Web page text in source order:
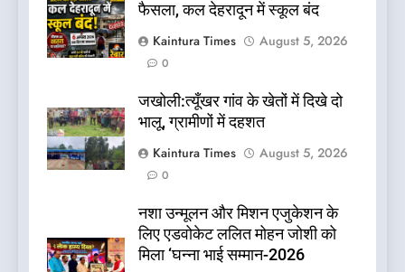
फैसला, कल देहरादून में स्कूल बंद
Kaintura Times
August 5, 2026
0
जखोली:त्यूँखर गांव के खेतों में दिखे दो
भालू, ग्रामीणों में दहशत
Kaintura Times
August 5, 2026
0
नशा उन्मूलन और मिशन एजुकेशन के
लिए एडवोकेट ललित मोहन जोशी को
मिला ‘घन्ना भाई सम्मान-2026